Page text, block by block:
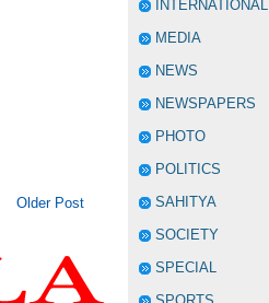
Older Post
INTERNATIONAL
MEDIA
NEWS
NEWSPAPERS
PHOTO
POLITICS
SAHITYA
SOCIETY
SPECIAL